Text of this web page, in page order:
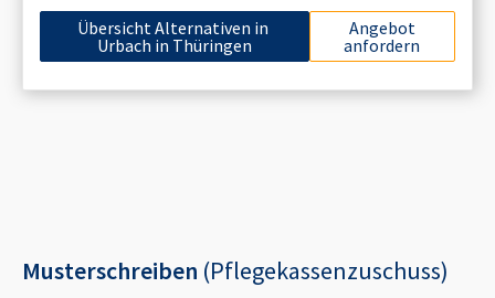
Übersicht Alternativen in
Urbach in Thüringen
Angebot
anfordern
Musterschreiben (Pflegekassenzuschuss)